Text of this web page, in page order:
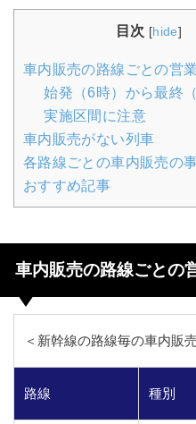
目次 [hide]
車内販売の路線ごとの営
始発（6時）から最終
実施区間に注意
車内販売がない列車
各路線ごとの車内販売の
おすすめ記事
車内販売の路線ごとの
＜新幹線の路線毎の車内販
路線 種別